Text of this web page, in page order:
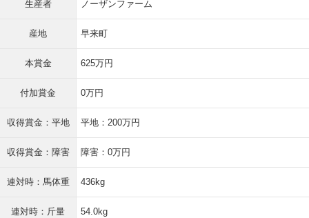
生産者 ノーザンファーム
産地 早来町
本賞金 625万円
付加賞金 0万円
収得賞金：平地 平地：200万円
収得賞金：障害 障害：0万円
連対時：馬体重 436kg
連対時：斤量 54.0kg